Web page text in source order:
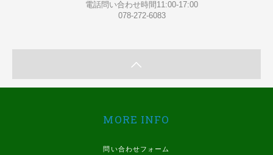
電話問い合わせ時間11:00-17:00
078-272-6083
MORE INFO
問い合わせフォーム